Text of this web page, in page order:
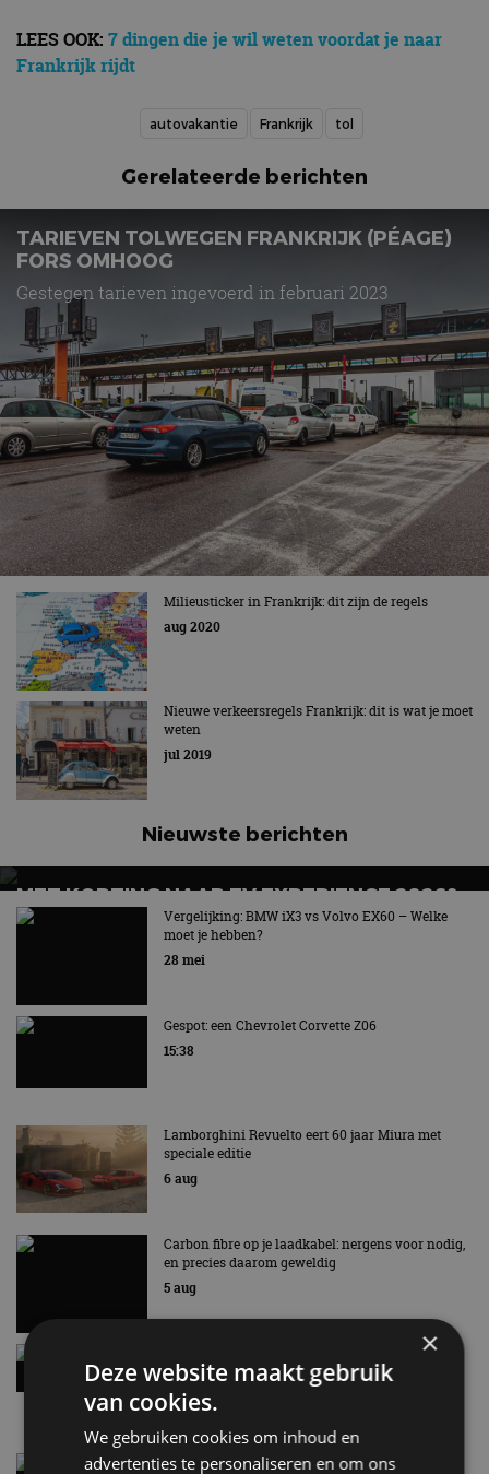
LEES OOK: 7 dingen die je wil weten voordat je naar
Frankrijk rijdt
autovakantie Frankrijk tol
Gerelateerde berichten
TARIEVEN TOLWEGEN FRANKRIJK (PÉAGE)
FORS OMHOOG
Gestegen tarieven ingevoerd in februari 2023
Milieusticker in Frankrijk: dit zijn de regels
aug 2020
Nieuwe verkeersregels Frankrijk: dit is wat je moet
weten
jul 2019
Nieuwste berichten
MET KORTING NAAR EV EXPERIENCE 2026?
AUTORAI REGELT HET!
EV Experience 2026 van 24 tot 26 september
Vergelijking: BMW iX3 vs Volvo EX60 – Welke
moet je hebben?
28 mei
Gespot: een Chevrolet Corvette Z06
15:38
Lamborghini Revuelto eert 60 jaar Miura met
speciale editie
6 aug
Carbon fibre op je laadkabel: nergens voor nodig,
en precies daarom geweldig
5 aug
Hennessey Blackbird krijgt atmosferische V8 en
handbak: soms is eenvoud leuker
5 aug
Audi A2 e-Tron mikt op verbruik van 12,8 kWh
×
Deze website maakt gebruik
van cookies.
We gebruiken cookies om inhoud en
advertenties te personaliseren en om ons